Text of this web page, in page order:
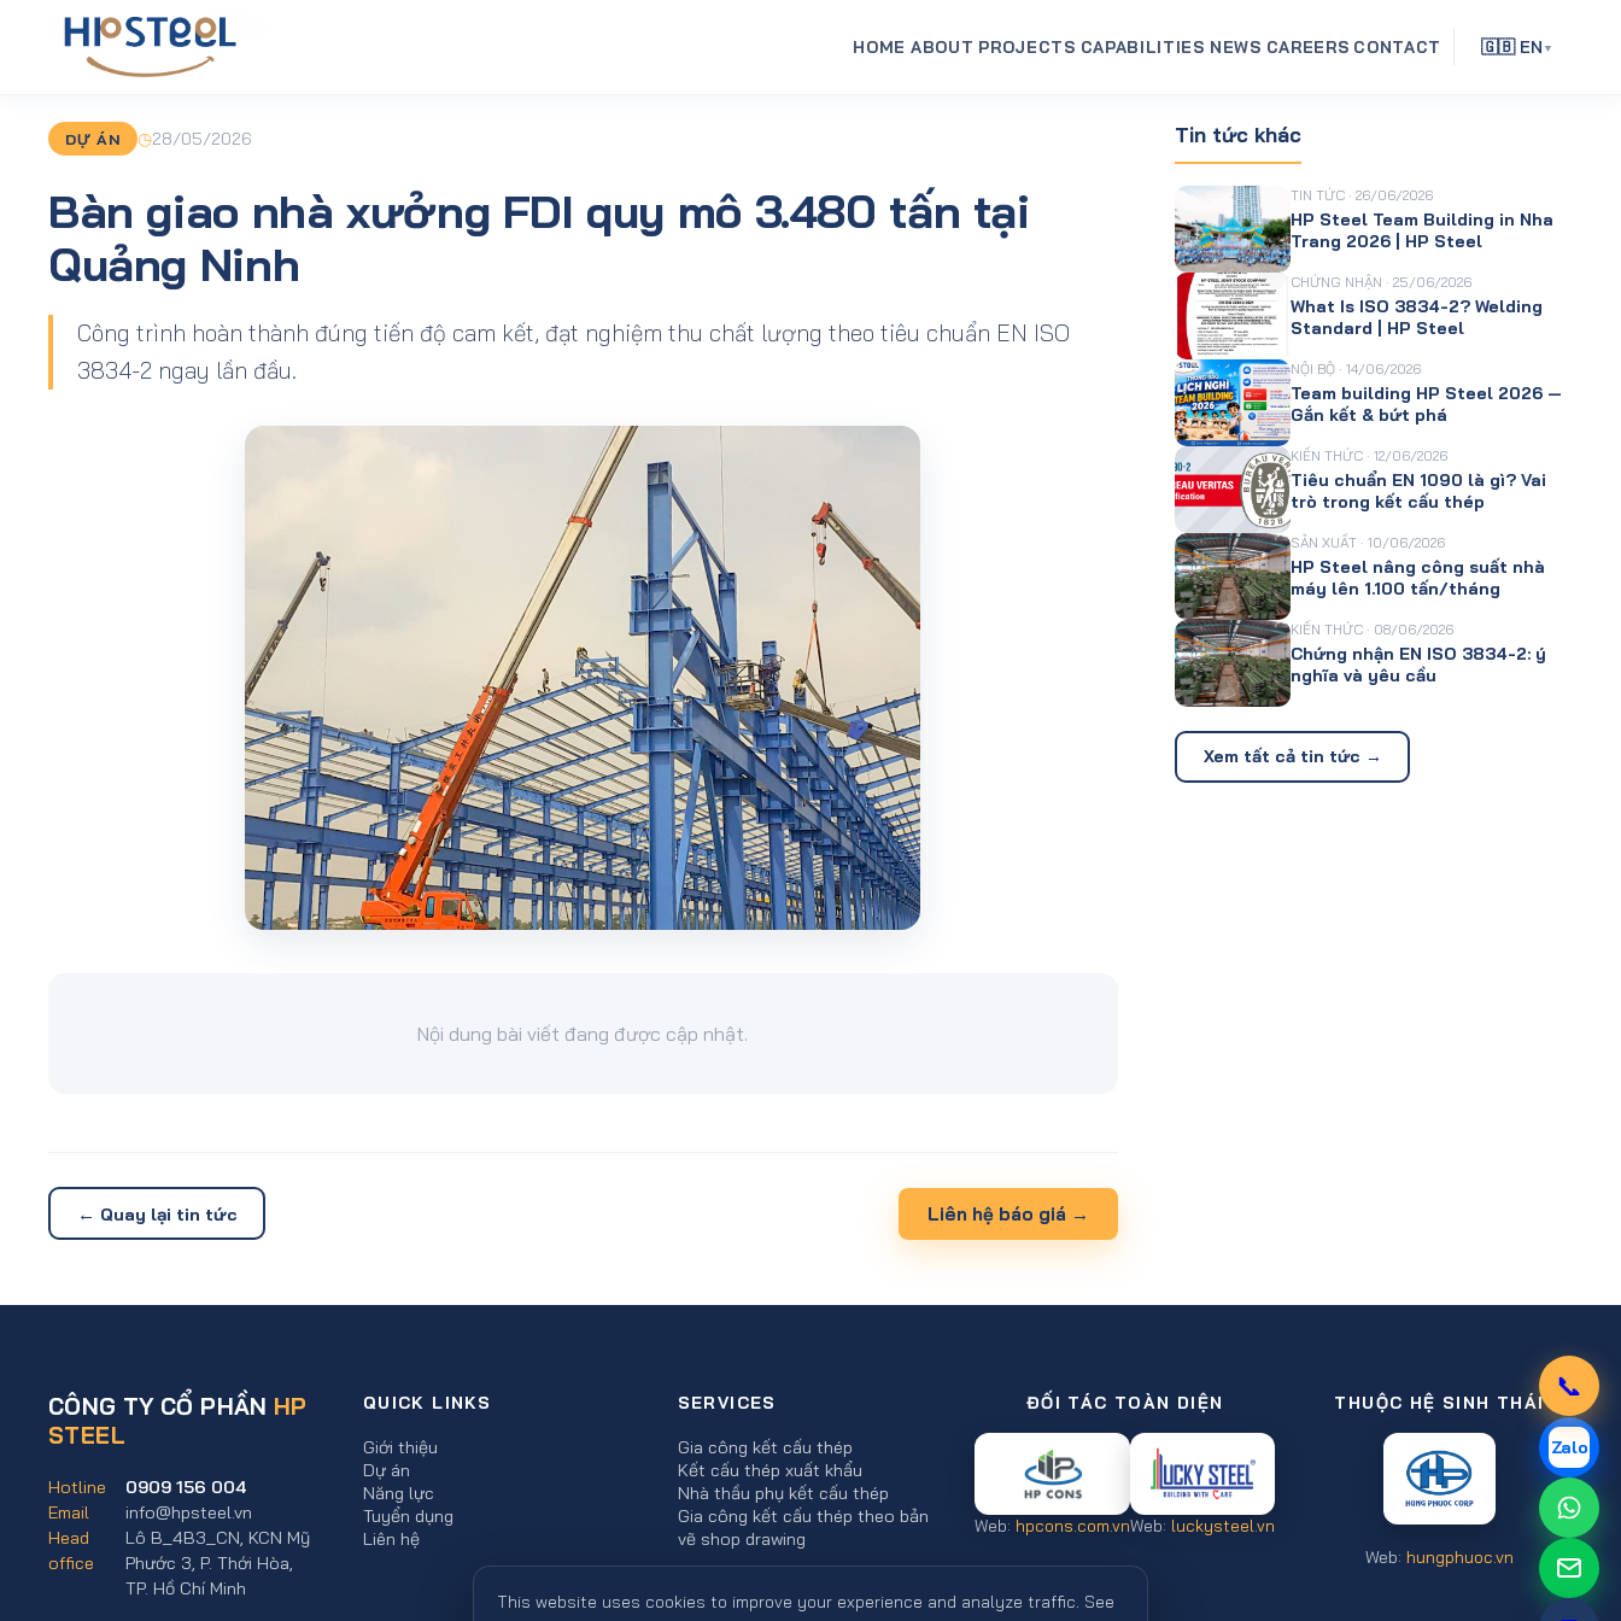
HOME ABOUT PROJECTS CAPABILITIES NEWS CAREERS CONTACT 🇬🇧 EN ▼
Trang chủ›Tin tức›DỰ ÁN
DỰ ÁN ◷28/05/2026
Bàn giao nhà xưởng FDI quy mô 3.480 tấn tại
Quảng Ninh
Công trình hoàn thành đúng tiến độ cam kết, đạt nghiệm thu chất lượng theo tiêu chuẩn EN ISO
3834-2 ngay lần đầu.
Nội dung bài viết đang được cập nhật.
← Quay lại tin tức Liên hệ báo giá →
Tin tức khác
TIN TỨC · 26/06/2026
HP Steel Team Building in Nha
Trang 2026 | HP Steel
CHỨNG NHẬN · 25/06/2026
What Is ISO 3834-2? Welding
Standard | HP Steel
NỘI BỘ · 14/06/2026
Team building HP Steel 2026 —
Gắn kết & bứt phá
KIẾN THỨC · 12/06/2026
Tiêu chuẩn EN 1090 là gì? Vai
trò trong kết cấu thép
SẢN XUẤT · 10/06/2026
HP Steel nâng công suất nhà
máy lên 1.100 tấn/tháng
KIẾN THỨC · 08/06/2026
Chứng nhận EN ISO 3834-2: ý
nghĩa và yêu cầu
Xem tất cả tin tức →
CÔNG TY CỔ PHẦN HP
STEEL
Hotline
0909 156 004
Email
info@hpsteel.vn
Head
office
Lô B_4B3_CN, KCN Mỹ
Phước 3, P. Thới Hòa,
TP. Hồ Chí Minh
QUICK LINKS
Giới thiệu
Dự án
Năng lực
Tuyển dụng
Liên hệ
SERVICES
Gia công kết cấu thép
Kết cấu thép xuất khẩu
Nhà thầu phụ kết cấu thép
Gia công kết cấu thép theo bản
vẽ shop drawing
ĐỐI TÁC TOÀN DIỆN
Web: hpcons.com.vnWeb: luckysteel.vn
THUỘC HỆ SINH THÁI
Web: hungphuoc.vn
📞
Zalo
This website uses cookies to improve your experience and analyze traffic. See